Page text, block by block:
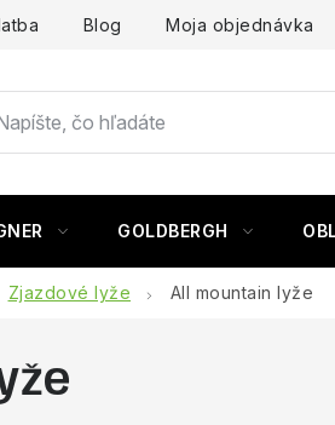
Blog Moja objednávka
GOLDBERGH
Zjazdové lyže All mountain lyže